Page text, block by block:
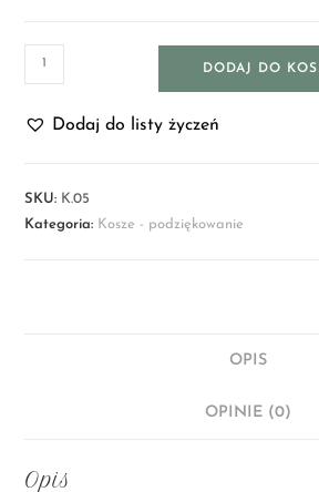
DODAJ DO
Dodaj do listy życzeń
SKU: K.05
Kategoria: Kosze - podziękowanie
OPIS
OPINIE (0)
Opis